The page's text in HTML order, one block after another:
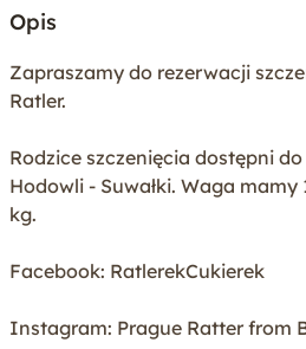
Miejscowość
Rodzaj oferty
Dostępność od
Wiek
Tak Sprawdzony stan
Opis
Zapraszamy do rezerwacji
Ratler.
Rodzice szczenięcia dostępni
Hodowli - Suwałki. Waga mamy
kg.
Facebook: RatlerekCukierek
Instagram: Prague Ratter from